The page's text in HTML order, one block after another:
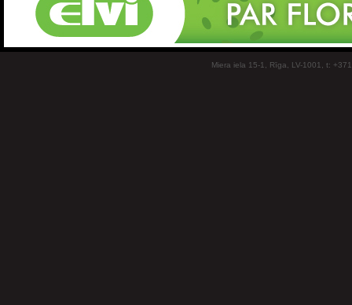
Miera iela 15-1, Rīga, LV-1001, t: